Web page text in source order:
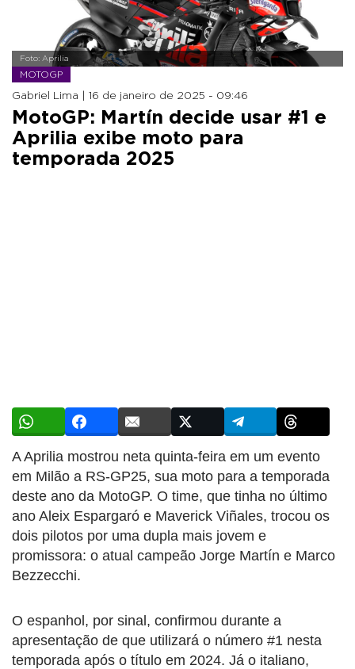
Foto: Aprilia
MOTOGP
Gabriel Lima | 16 de janeiro de 2025 - 09:46
MotoGP: Martín decide usar #1 e
Aprilia exibe moto para
temporada 2025
A Aprilia mostrou neta quinta-feira em um evento
em Milão a RS-GP25, sua moto para a temporada
deste ano da MotoGP. O time, que tinha no último
ano Aleix Espargaró e Maverick Viñales, trocou os
dois pilotos por uma dupla mais jovem e
promissora: o atual campeão Jorge Martín e Marco
Bezzecchi.
O espanhol, por sinal, confirmou durante a
apresentação de que utilizará o número #1 nesta
temporada após o título em 2024. Já o italiano,